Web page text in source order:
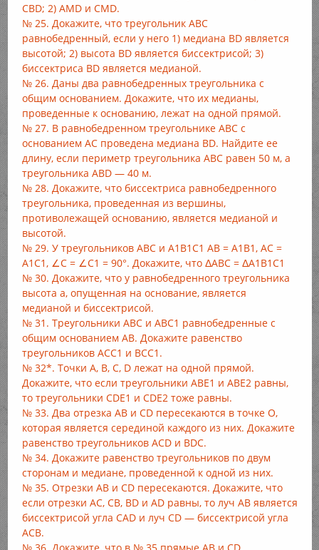
CBD; 2) AMD и CMD.
№ 25. Докажите, что треугольник АВС
равнобедренный, если у него 1) медиана BD является
высотой; 2) высота BD является биссектрисой; 3)
биссектриса BD является медианой.
№ 26. Даны два равнобедренных треугольника с
общим основанием. Докажите, что их медианы,
проведенные к основанию, лежат на одной прямой.
№ 27. В равнобедренном треугольнике АВС с
основанием АС проведена медиана BD. Найдите ее
длину, если периметр треугольника АВС равен 50 м, а
треугольника ABD — 40 м.
№ 28. Докажите, что биссектриса равнобедренного
треугольника, проведенная из вершины,
противолежащей основанию, является медианой и
высотой.
№ 29. У треугольников АВС и А1В1С1 АВ = А1В1, АС =
А1С1, ∠С = ∠С1 = 90°. Докажите, что ΔABC = ΔA1B1C1
№ 30. Докажите, что у равнобедренного треугольника
высота а, опущенная на основание, является
медианой и биссектрисой.
№ 31. Треугольники АВС и АВС1 равнобедренные с
общим основанием АВ. Докажите равенство
треугольников АСС1 и ВСС1.
№ 32*. Точки А, В, С, D лежат на одной прямой.
Докажите, что если треугольники АВЕ1 и АВЕ2 равны,
то треугольники CDE1 и CDE2 тоже равны.
№ 33. Два отрезка АВ и CD пересекаются в точке О,
которая является серединой каждого из них. Докажите
равенство треугольников ACD и BDC.
№ 34. Докажите равенство треугольников по двум
сторонам и медиане, проведенной к одной из них.
№ 35. Отрезки АВ и CD пересекаются. Докажите, что
если отрезки АС, СВ, BD и AD равны, то луч АВ является
биссектрисой угла CAD и луч CD — биссектрисой угла
АСВ.